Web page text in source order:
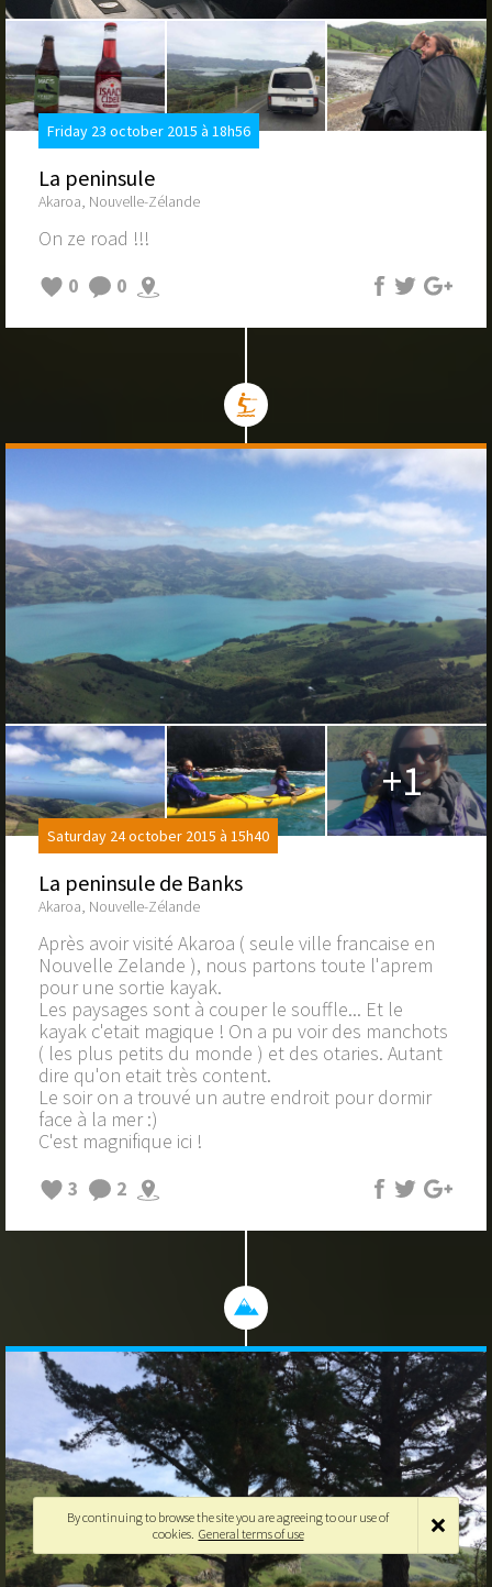
Friday 23 october 2015 à 18h56
La peninsule
Akaroa, Nouvelle-Zélande
On ze road !!!
0
0
+1
Saturday 24 october 2015 à 15h40
La peninsule de Banks
Akaroa, Nouvelle-Zélande
Après avoir visité Akaroa ( seule ville francaise en
Nouvelle Zelande ), nous partons toute l'aprem
pour une sortie kayak.
Les paysages sont à couper le souffle... Et le
kayak c'etait magique ! On a pu voir des manchots
( les plus petits du monde ) et des otaries. Autant
dire qu'on etait très content.
Le soir on a trouvé un autre endroit pour dormir
face à la mer :)
C'est magnifique ici !
3
2
By continuing to browse the site you are agreeing to our use of
cookies. General terms of use